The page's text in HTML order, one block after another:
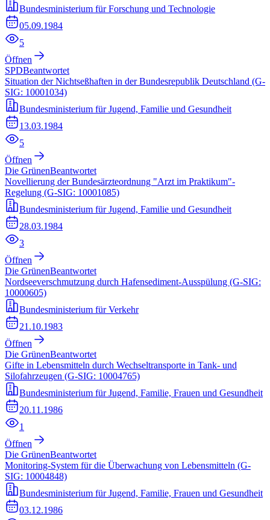
Bundesministerium für Forschung und Technologie
05.09.1984
5
Öffnen
SPDBeantwortet
Situation der Nichtseßhaften in der Bundesrepublik Deutschland (G-
SIG: 10001034)
Bundesministerium für Jugend, Familie und Gesundheit
13.03.1984
5
Öffnen
Die GrünenBeantwortet
Novellierung der Bundesärzteordnung "Arzt im Praktikum"-
Regelung (G-SIG: 10001085)
Bundesministerium für Jugend, Familie und Gesundheit
28.03.1984
3
Öffnen
Die GrünenBeantwortet
Nordseeverschmutzung durch Hafensediment-Ausspülung (G-SIG:
10000605)
Bundesministerium für Verkehr
21.10.1983
Öffnen
Die GrünenBeantwortet
Gifte in Lebensmitteln durch Wechseltransporte in Tank- und
Silofahrzeugen (G-SIG: 10004765)
Bundesministerium für Jugend, Familie, Frauen und Gesundheit
20.11.1986
1
Öffnen
Die GrünenBeantwortet
Monitoring-System für die Überwachung von Lebensmitteln (G-
SIG: 10004848)
Bundesministerium für Jugend, Familie, Frauen und Gesundheit
03.12.1986